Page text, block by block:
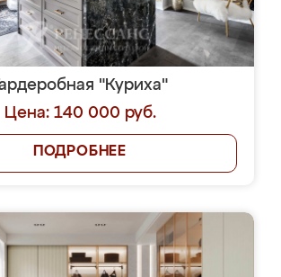
"Куриха"
Цена: 140 000 руб.
ПОДРОБНЕЕ